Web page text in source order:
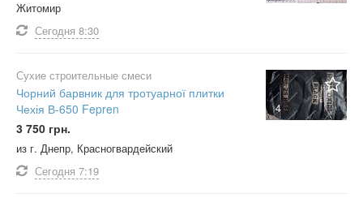
Житомир
Сегодня 8:30
4
Сухие строительные смеси
Чорний барвник для тротуарної плитки
Чехія В-650 Fepren
3 750 грн.
из г. Днепр, Красногвардейский
Сегодня 7:19